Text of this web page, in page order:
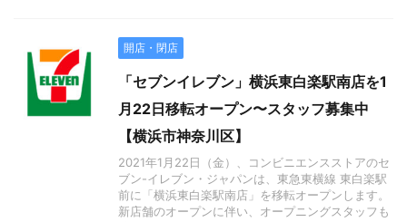
開店・閉店
「セブンイレブン」横浜東白楽駅南店を1
月22日移転オープン〜スタッフ募集中
【横浜市神奈川区】
2021年1月22日（金）、コンビニエンスストアのセ
ブン-イレブン・ジャパンは、東急東横線 東白楽駅
前に「横浜東白楽駅南店」を移転オープンします。
新店舗のオープンに伴い、オープニングスタッフも